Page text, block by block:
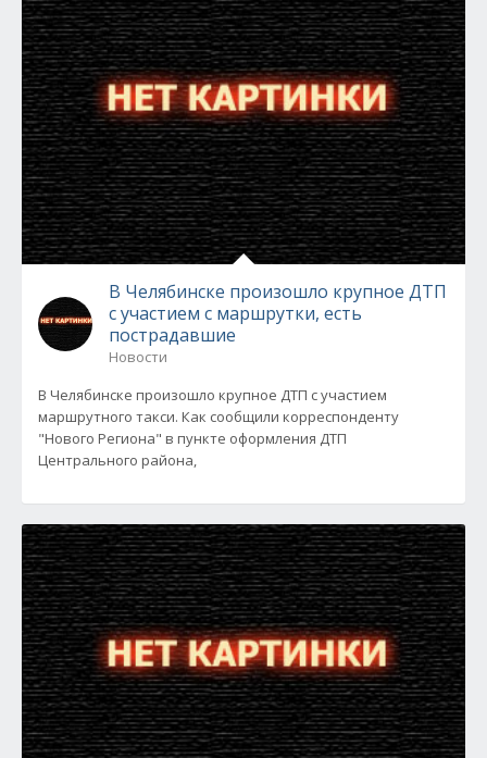
В Челябинске произошло крупное ДТП
с участием с маршрутки, есть
пострадавшие
Новости
В Челябинске произошло крупное ДТП с участием
маршрутного такси. Как сообщили корреспонденту
"Нового Региона" в пункте оформления ДТП
Центрального района,